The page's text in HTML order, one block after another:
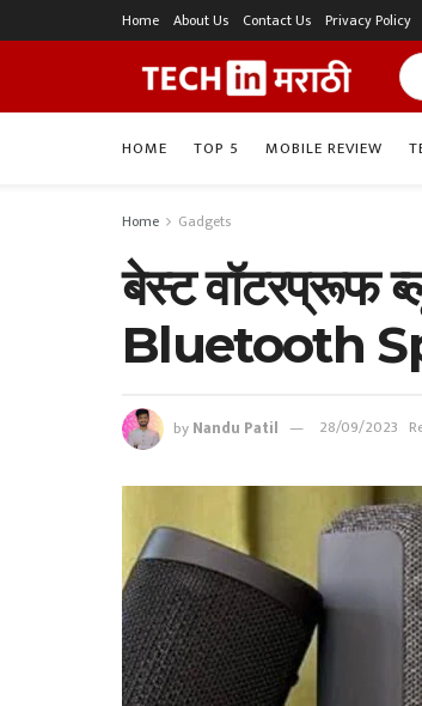
Home About Us Contact Us Privacy Policy
HOME TOP 5 MOBILE REVIEW
Home Gadgets
बेस्ट वॉटरप्रूफ
Bluetooth
byNandu Patil 28/09/2023